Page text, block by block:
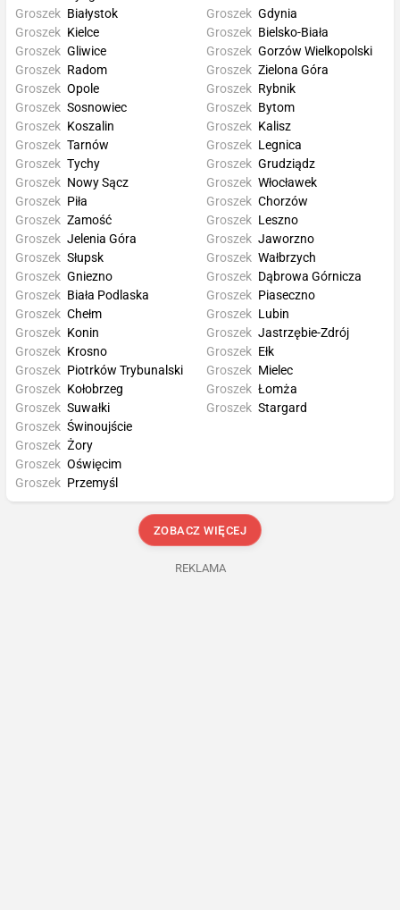
Groszek Białystok
Groszek Kielce
Groszek Gdynia
Groszek Bielsko-Biała
Groszek Gliwice
Groszek Radom
Groszek Opole
Groszek Sosnowiec
Groszek Gorzów Wielkopolski
Groszek Zielona Góra
Groszek Rybnik
Groszek Bytom
Groszek Koszalin
Groszek Tarnów
Groszek Tychy
Groszek Nowy Sącz
Groszek Kalisz
Groszek Legnica
Groszek Grudziądz
Groszek Włocławek
Groszek Piła
Groszek Zamość
Groszek Jelenia Góra
Groszek Słupsk
Groszek Chorzów
Groszek Leszno
Groszek Jaworzno
Groszek Wałbrzych
Groszek Gniezno
Groszek Biała Podlaska
Groszek Chełm
Groszek Konin
Groszek Dąbrowa Górnicza
Groszek Piaseczno
Groszek Lubin
Groszek Jastrzębie-Zdrój
Groszek Krosno
Groszek Piotrków Trybunalski
Groszek Kołobrzeg
Groszek Suwałki
Groszek Ełk
Groszek Mielec
Groszek Łomża
Groszek Stargard
Groszek Świnoujście
Groszek Żory
Groszek Oświęcim
Groszek Przemyśl
ZOBACZ WIĘCEJ
REKLAMA